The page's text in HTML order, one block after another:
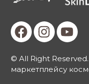
© All Right
маркетплейсу